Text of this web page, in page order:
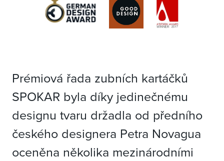
Prémiová řada zubních kartáčků
SPOKAR byla díky jedinečnému
designu tvaru držadla od předního
českého designera Petra Novagua
oceněna několika mezinárodními